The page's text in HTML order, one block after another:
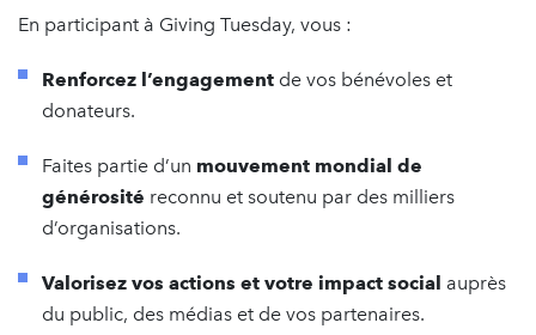
En participant à Giving Tuesday, vous :
Renforcez l’engagement de vos bénévoles et
donateurs.
Faites partie d’un mouvement mondial de
générosité reconnu et soutenu par des milliers
d’organisations.
Valorisez vos actions et votre impact social auprès
du public, des médias et de vos partenaires.